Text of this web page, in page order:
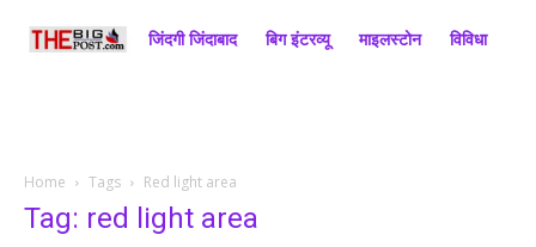
जिंदगी जिंदाबाद बिग इंटरव्यू माइलस्टोन विविधा
Home Tags Red light area
Tag: red light area